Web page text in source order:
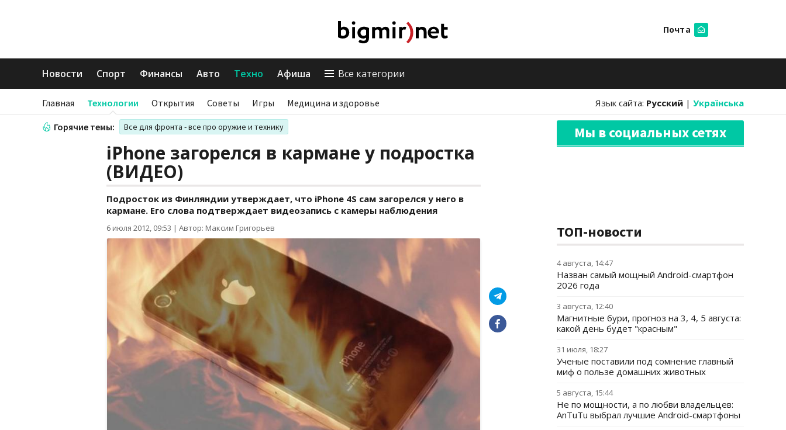
Почта
Новости Спорт Финансы Авто Техно Афиша Все категории
Главная Технологии Открытия Советы Игры Медицина и здоровье Язык сайта: Русский | Українська
Горячие темы: Все для фронта - все про оружие и технику
iPhone загорелся в кармане у подростка
(ВИДЕО)
Подросток из Финляндии утверждает, что iPhone 4S сам загорелся у него в
кармане. Его слова подтверждает видеозапись с камеры наблюдения
6 июля 2012, 09:53 | Автор: Максим Григорьев
Мы в социальных сетях
ТОП-новости
4 августа, 14:47
Назван самый мощный Android-смартфон
2026 года
3 августа, 12:40
Магнитные бури, прогноз на 3, 4, 5 августа:
какой день будет "красным"
31 июля, 18:27
Ученые поставили под сомнение главный
миф о пользе домашних животных
5 августа, 15:44
Не по мощности, а по любви владельцев:
AnTuTu выбрал лучшие Android-смартфоны